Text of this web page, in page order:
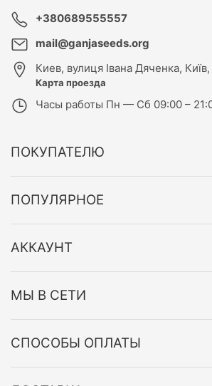
+380689555557
mail@ganjaseeds.org
Киев, вулиця Івана Дяченка,
Карта проезда
Часы работы Пн — Сб 09:00 –
ПОКУПАТЕЛЮ
ПОПУЛЯРНОЕ
АККАУНТ
МЫ В СЕТИ
СПОСОБЫ ОПЛАТЫ